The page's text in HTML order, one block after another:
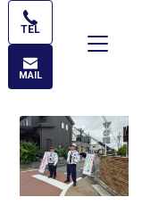
TEL
MAIL